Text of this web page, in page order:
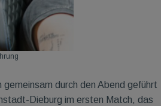
gemeinsam durch den Abend geführt
Dieburg im ersten Match, das